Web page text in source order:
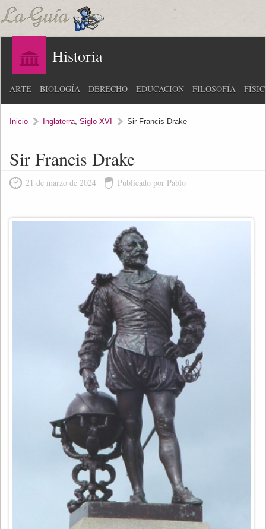
Historia
ARTE BIOLOGÍA DERECHO EDUCACIÓN FILOSOFÍA
Inicio Inglaterra, Siglo XVI Sir Francis Drake
Sir Francis Drake
21 de marzo de 2024 Publicado por Pablo